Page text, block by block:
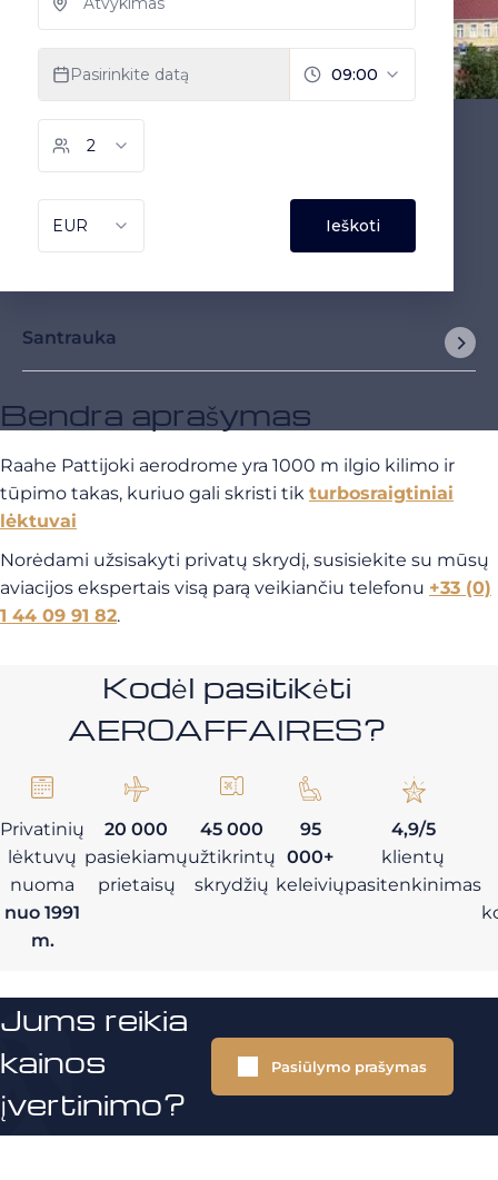
Santrauka
Bendra aprašymas
Raahe Pattijoki aerodrome yra 1000 m ilgio kilimo ir
tūpimo takas, kuriuo gali skristi tik turbosraigtiniai
lėktuvai
Norėdami užsisakyti privatų skrydį, susisiekite su mūsų
aviacijos ekspertais visą parą veikiančiu telefonu +33 (0)
1 44 09 91 82.
Kodėl pasitikėti
AEROAFFAIRES?
Privatinių
lėktuvų
nuoma
nuo 1991
m.
20 000
pasiekiamų
prietaisų
45 000
užtikrintų
skrydžių
95
000+
keleivių
4,9/5
klientų
pasitenkinimas
Jums reikia
kainos
įvertinimo?
Pasiūlymo prašymas